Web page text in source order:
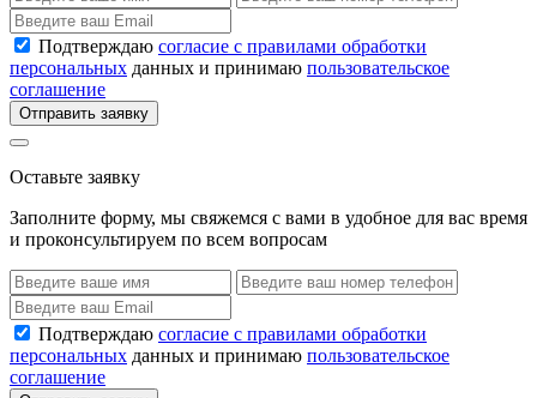
Подтверждаю согласие с правилами обработки
персональных данных и принимаю пользовательское
соглашение
Отправить заявку
Оставьте заявку
Заполните форму, мы свяжемся с вами в удобное для вас время
и проконсультируем по всем вопросам
Подтверждаю согласие с правилами обработки
персональных данных и принимаю пользовательское
соглашение